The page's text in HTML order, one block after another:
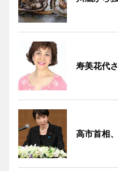
寿美花代
高市首相